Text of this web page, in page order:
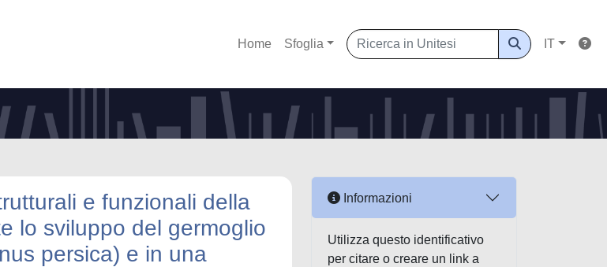
Home Sfoglia IT
e funzionali della
lo sviluppo del germoglio
persica) e in una
Informazioni
Utilizza questo identificativo
per citare o creare un link a